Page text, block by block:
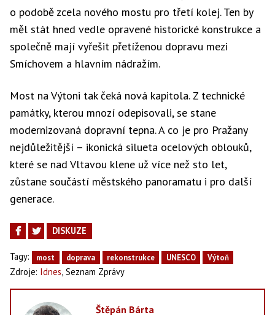
o podobě zcela nového mostu pro třetí kolej. Ten by
měl stát hned vedle opravené historické konstrukce a
společně mají vyřešit přetíženou dopravu mezi
Smíchovem a hlavním nádražím.
Most na Výtoni tak čeká nová kapitola. Z technické
památky, kterou mnozí odepisovali, se stane
modernizovaná dopravní tepna. A co je pro Pražany
nejdůležitější – ikonická silueta ocelových oblouků,
které se nad Vltavou klene už více než sto let,
zůstane součástí městského panoramatu i pro další
generace.
DISKUZE
Tagy: most doprava rekonstrukce UNESCO Výtoň
Zdroje: Idnes Seznam Zprávy
Štěpán Bárta